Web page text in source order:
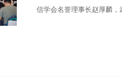
信学会名誉理事长赵厚麟